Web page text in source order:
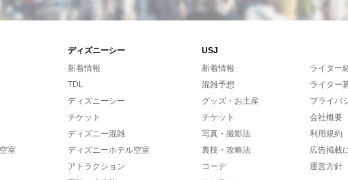
ディズニーシー
USJ
室
新着情報
TDL
ディズニーシー
チケット
ディズニー混雑
ディズニーホテル空室
アトラクション
新着情報
混雑予想
グッズ・お土産
チケット
写真・撮影法
裏技・攻略法
コーデ
ライター
ライター
プライバ
会社概要
利用規約
広告掲載
運営方針